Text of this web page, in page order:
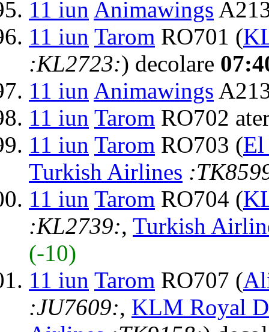
11 iun Animawings
11 iun Tarom RO701 (
:KL2723:) decolare
11 iun Animawings
11 iun Tarom RO702
11 iun Tarom RO703 (El
Turkish Airlines
11 iun Tarom RO704 (
:KL2739:, Turkish
(-10)
11 iun Tarom RO707 (
:JU7609:, KLM Royal